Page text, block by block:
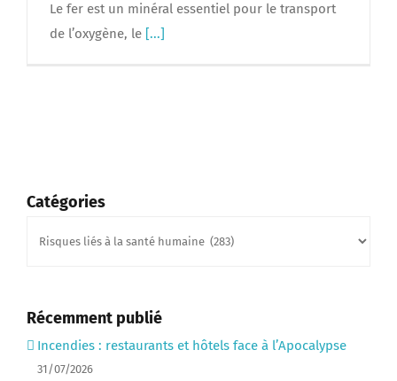
Le fer est un minéral essentiel pour le transport
de l’oxygène, le [...]
Catégories
Récemment publié
Incendies : restaurants et hôtels face à l’Apocalypse
31/07/2026